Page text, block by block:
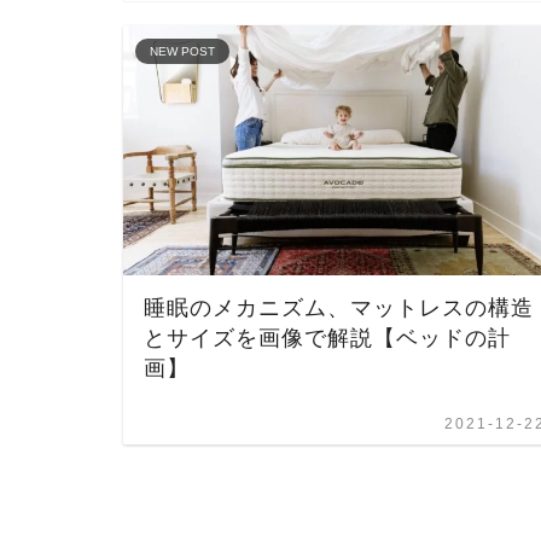
NEW POST
睡眠のメカニズム、マットレスの構造
とサイズを画像で解説【ベッドの計
画】
2021-12-